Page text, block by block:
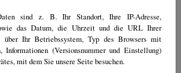
Daten sind z. B. Ihr Standort, Ihre IP-Adresse,
das Datum, die Uhrzeit und die URL Ihrer
über Ihr Betriebssystem, Typ des Browsers mit
Informationen (Versionsnummer und Einstellung)
mit dem Sie unsere Seite besuchen.